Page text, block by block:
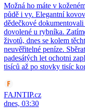
Možná ho máte v
půdě i vy. Elegantní
dědečkové
dovolené u rybníka.
životů, dnes se kolem
neuvěřitelné peníze.
padesátých let ochotni
tisíců až po stovky tisíc
FAJNTIP.cz
dnes, 03:30